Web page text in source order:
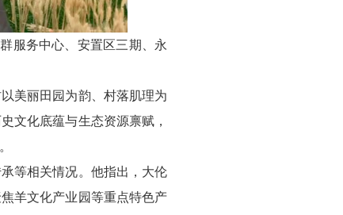
服务中心、安置区三期、永
美丽田园为韵、村落肌理为
文化底蕴与生态资源禀赋，
等相关情况。他指出，大伦
羊文化产业园等重点特色产